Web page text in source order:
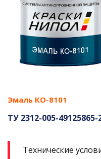
Эмаль КО-8101
ТУ 2312-005-49125865-
Технические